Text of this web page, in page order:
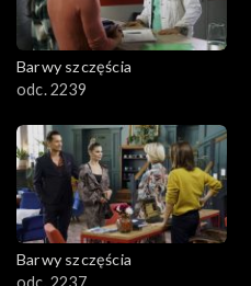
Barwy szczęścia
odc. 2239
Barwy szczęścia